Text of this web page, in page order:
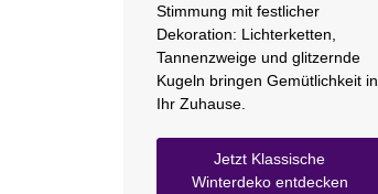
Stimmung mit festlicher
Dekoration: Lichterketten,
Tannenzweige und glitzernde
Kugeln bringen Gemütlichkeit in
Ihr Zuhause.
Jetzt Klassische
Winterdeko entdecken